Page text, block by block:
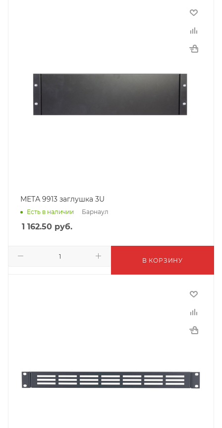
МЕТА 9913 заглушка 3U
Есть в наличии Барнаул
1 162.50 руб.
В КОРЗИНУ